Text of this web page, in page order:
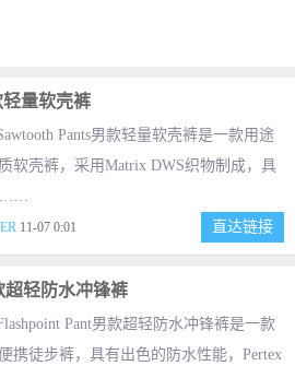
轻量软壳裤
Pants男款轻量软壳裤是一款用途
软壳裤，采用Matrix DWS织物制成，具
……
11-07 0:01 直达链接
超轻防水冲锋裤
Pant男款超轻防水冲锋裤是一款
携徒步裤，具有出色的防水性能，Pertex